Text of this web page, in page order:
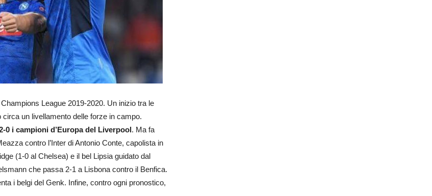
League 2019-2020. Un inizio tra le
un livellamento delle forze in campo.
0 i campioni d’Europa del Liverpool. Ma fa
contro l’Inter di Antonio Conte, capolista in
(1-0 al Chelsea) e il bel Lipsia guidato dal
che passa 2-1 a Lisbona contro il Benfica.
i belgi del Genk. Infine, contro ogni pronostico,